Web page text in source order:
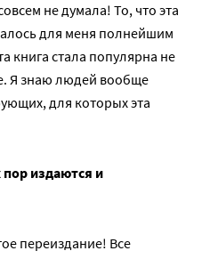
не думала! То, что эта
для меня полнейшим
книга стала популярна не
Я знаю людей вообще
для которых эта
пор издаются и
переиздание! Все